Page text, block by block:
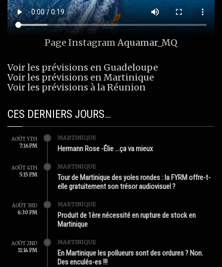
Page Instagram Aquamar_MQ
Voir les prévisions en Guadeloupe
Voir les prévisions en Martinique
Voir les prévisions à la Réunion
CES DERNIERS JOURS…
AOÛT 5TH
7:16 PM
MARTINIQUE
Hermann Rose -Élie …ça va mieux
AOÛT 4TH
5:15 PM
MARTINIQUE
Tour de Martinique des yoles rondes : la FYRM offre-t-
elle gratuitement son trésor audiovisuel ?
AOÛT 3RD
6:30 PM
MARTINIQUE
Produit de 1ère nécessité en rupture de stock en
Martinique
AOÛT 2ND
11:14 PM
MARTINIQUE
En Martinique les pollueurs sont des ordures ? Non.
Des enculés-es !!!